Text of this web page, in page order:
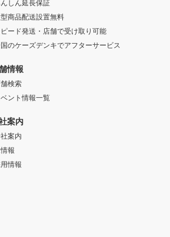
しん延長保証
商品配送設置無料
ピード発送・店舗で受け取り可能
のケーズデンキでアフターサービス
情報
舗検索
ント情報一覧
案内
案内
報
情報